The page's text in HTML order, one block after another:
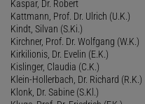
Kaspar, Dr. Robert
Kattmann, Prof. Dr. Ulrich (U.K.)
Kindt, Silvan (S.Ki.)
Kirchner, Prof. Dr. Wolfgang (W.K.)
Kirkilionis, Dr. Evelin (E.K.)
Kislinger, Claudia (C.K.)
Klein-Hollerbach, Dr. Richard (R.K.)
Klonk, Dr. Sabine (S.Kl.)